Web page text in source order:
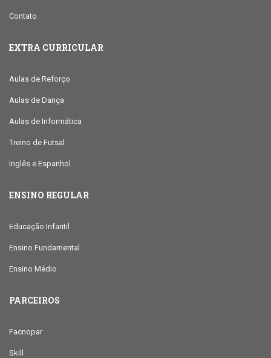
Contato
EXTRA CURRICULAR
Aulas de Reforço
Aulas de Dança
Aulas de Informática
Treino de Futsal
Inglês e Espanhol
ENSINO REGULAR
Educação Infantil
Ensino Fundamental
Ensino Médio
PARCEIROS
Facnopar
Skill